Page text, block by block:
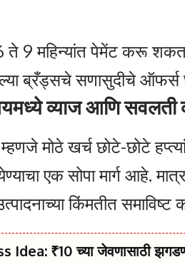
6 ते 9 महिन्यांत पेमेंट करू
ब्रँड्सचे सणासुदीचे ऑफर्स
व्याज आणि सवलती
म्हणजे मोठे खर्च छोटे-छोटे
एक सोपा मार्ग आहे.
किंमतीत समाविष्ट
Idea: ₹10 च्या जेवणासाठी